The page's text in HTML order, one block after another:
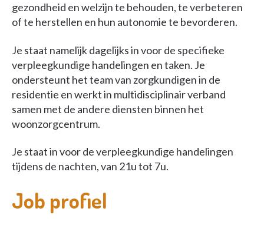
gezondheid en welzijn te behouden, te verbeteren
of te herstellen en hun autonomie te bevorderen.
Je staat namelijk dagelijks in voor de specifieke
verpleegkundige handelingen en taken. Je
ondersteunt het team van zorgkundigen in de
residentie en werkt in multidisciplinair verband
samen met de andere diensten binnen het
woonzorgcentrum.
Je staat in voor de verpleegkundige handelingen
tijdens de nachten, van 21u tot 7u.
Job profiel